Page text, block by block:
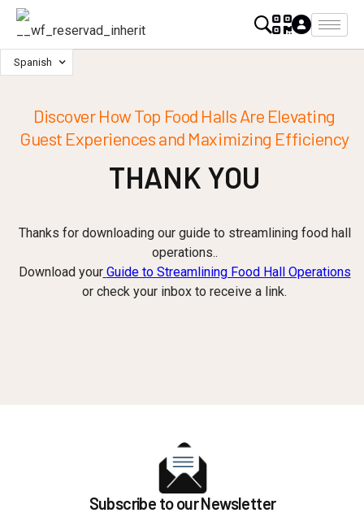
Spanish
Discover How Top Food Halls Are Elevating
Guest Experiences and Maximizing Efficiency
THANK YOU
Thanks for downloading our guide to streamlining food hall
operations..
Download your Guide to Streamlining Food Hall Operations
or check your inbox to receive a link.
Subscribe to our Newsletter